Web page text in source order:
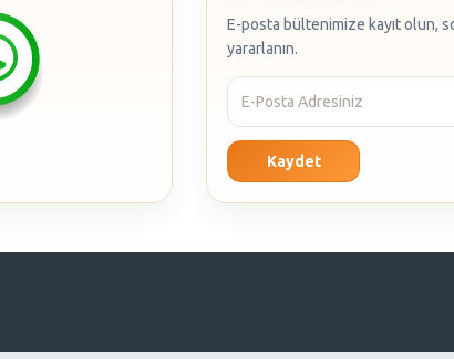
E-posta bültenimize kayıt olun,
yararlanın.
Kaydet